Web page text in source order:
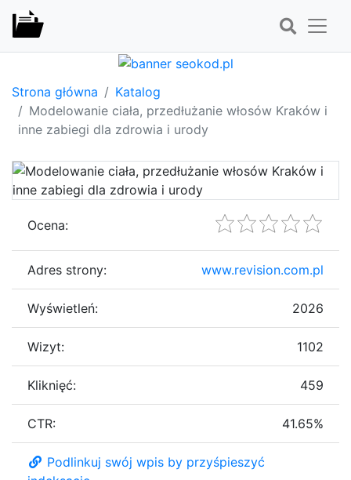
Strona główna
Katalog
Modelowanie ciała, przedłużanie włosów Kraków i
inne zabiegi dla zdrowia i urody
Ocena:
Adres strony: www.revision.com.pl
Wyświetleń: 2026
Wizyt: 1102
Kliknięć: 459
CTR: 41.65%
Podlinkuj swój wpis by przyśpieszyć